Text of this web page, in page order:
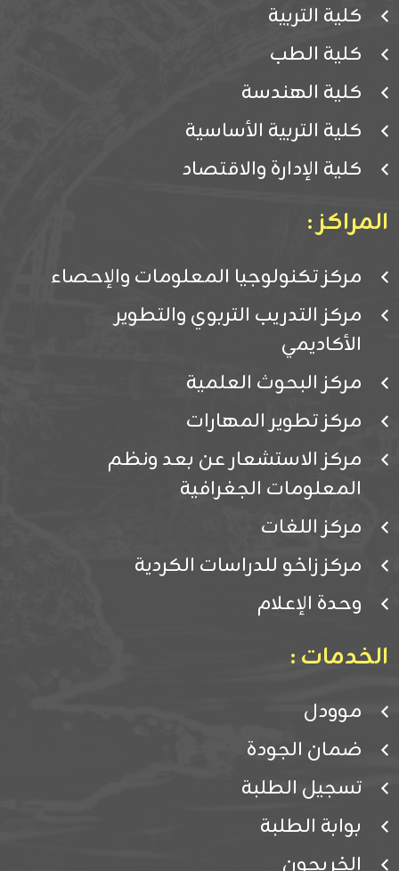
كلية التربية
كلية الطب
كلية الهندسة
كلية التربية الأساسية
كلية الإدارة والاقتصاد
المراكز :
مركز تكنولوجيا المعلومات والإحصاء
مركز التدريب التربوي والتطوير
الأكاديمي
مركز البحوث العلمية
مركز تطوير المهارات
مركز الاستشعار عن بعد ونظم
المعلومات الجغرافية
مركز اللغات
مركز زاخو للدراسات الكردية
وحدة الإعلام
الخدمات :
موودل
ضمان الجودة
تسجيل الطلبة
بوابة الطلبة